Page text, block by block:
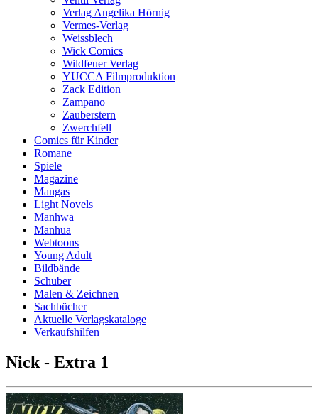
Verlag Angelika Hörnig
Vermes-Verlag
Weissblech
Wick Comics
Wildfeuer Verlag
YUCCA Filmproduktion
Zack Edition
Zampano
Zauberstern
Zwerchfell
Comics für Kinder
Romane
Spiele
Magazine
Mangas
Light Novels
Manhwa
Manhua
Webtoons
Young Adult
Bildbände
Schuber
Malen & Zeichnen
Sachbücher
Aktuelle Verlagskataloge
Verkaufshilfen
Nick - Extra 1